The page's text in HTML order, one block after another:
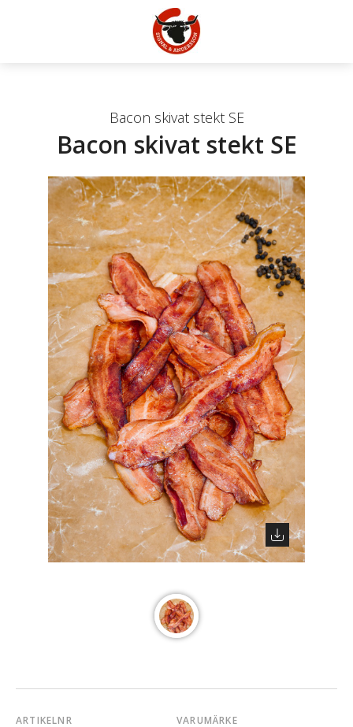
Bacon skivat stekt SE
Bacon skivat stekt SE
ARTIKELNR VARUMÄRKE